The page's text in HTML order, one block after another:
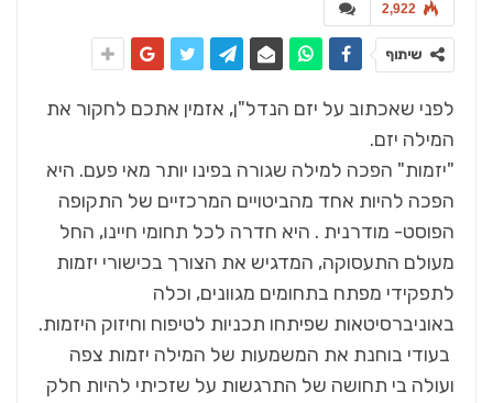
2,922
שיתוף
לפני שאכתוב על יזם הנדל"ן, אזמין אתכם לחקור את
המילה יזם.
"יזמות" הפכה למילה שגורה בפינו יותר מאי פעם. היא
הפכה להיות אחד מהביטויים המרכזיים של התקופה
הפוסט- מודרנית . היא חדרה לכל תחומי חיינו, החל
מעולם התעסוקה, המדגיש את הצורך בכישורי יזמות
לתפקידי מפתח בתחומים מגוונים, וכלה
באוניברסיטאות שפיתחו תכניות לטיפוח וחיזוק היזמות.
בעודי בוחנת את המשמעות של המילה יזמות צפה
ועולה בי תחושה של התרגשות על שזכיתי להיות חלק